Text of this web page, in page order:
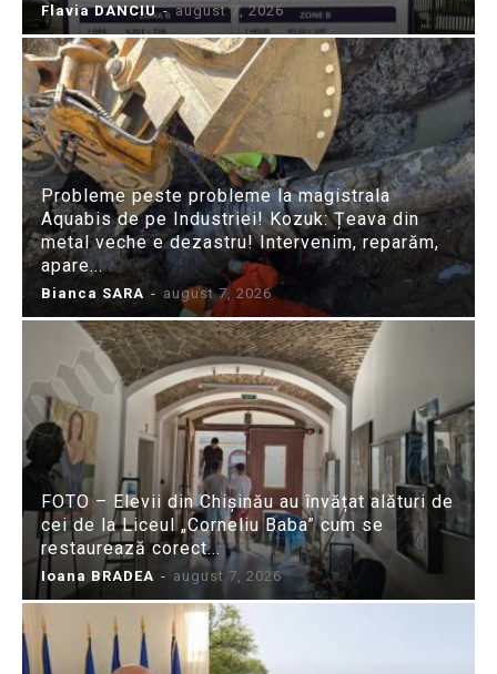
Flavia DANCIU - august 7, 2026
Probleme peste probleme la magistrala
Aquabis de pe Industriei! Kozuk: Țeava din
metal veche e dezastru! Intervenim, reparăm,
apare...
Bianca SARA - august 7, 2026
FOTO – Elevii din Chișinău au învățat alături de
cei de la Liceul „Corneliu Baba” cum se
restaurează corect...
Ioana BRADEA - august 7, 2026